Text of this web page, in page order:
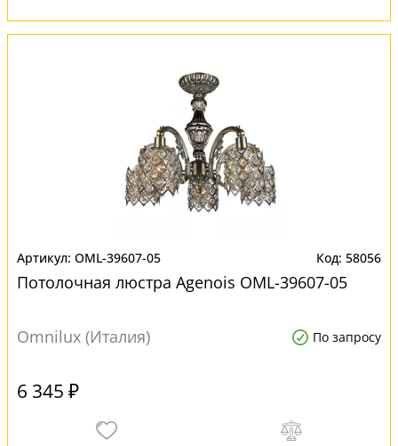
OML-39607-05 58056
Потолочная люстра Agenois OML-39607-05
Omnilux (Италия) По запросу
6 345 ₽